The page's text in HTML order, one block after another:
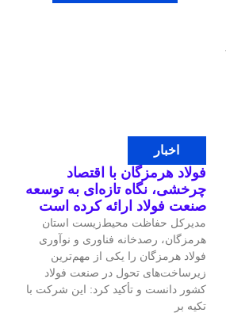
اخبار
فولاد هرمزگان با اقتصاد
چرخشی، نگاه تازه‌ای به توسعه
صنعت فولاد ارائه کرده است
مدیرکل حفاظت محیط‌زیست استان
هرمزگان، رصدخانه فناوری و نوآوری
فولاد هرمزگان را یکی از مهم‌ترین
زیرساخت‌های تحول در صنعت فولاد
کشور دانست و تأکید کرد: این شرکت با
تکیه بر